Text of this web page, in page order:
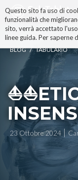
Questo sito fa uso di
funzionalità che
sito, verrà accettato
linee guida. Per saperne
BLOG / TABULARIO
23 Ottobre 2024